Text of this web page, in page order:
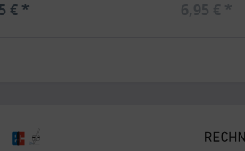
€ * 6,95 € *